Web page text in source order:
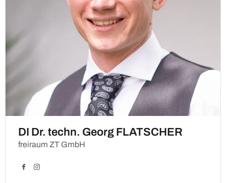
DI Dr. techn. Georg FLATSCHER
freiraum ZT GmbH